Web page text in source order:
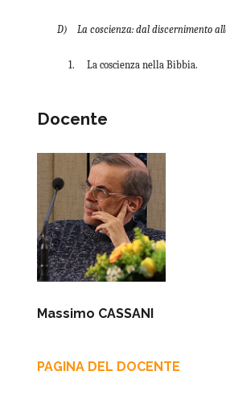
D) La coscienza: dal discernimento
1. La coscienza nella Bibbia.
Docente
Massimo CASSANI
PAGINA DEL DOCENTE